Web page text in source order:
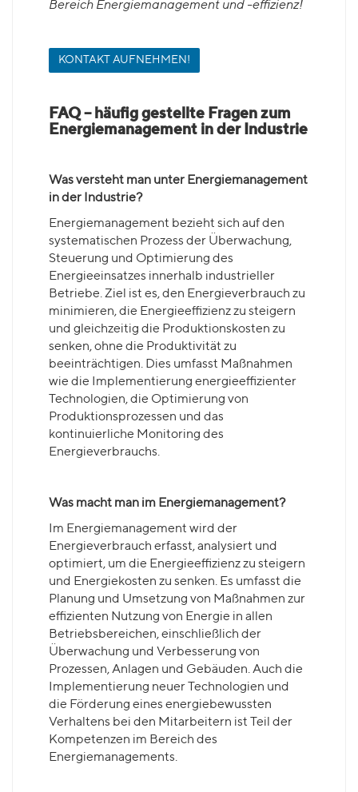
Bereich Energiemanagement und -effizienz!
KONTAKT AUFNEHMEN!
FAQ – häufig gestellte Fragen zum
Energiemanagement in der Industrie
Was versteht man unter Energiemanagement
in der Industrie?
Energiemanagement bezieht sich auf den
systematischen Prozess der Überwachung,
Steuerung und Optimierung des
Energieeinsatzes innerhalb industrieller
Betriebe. Ziel ist es, den Energieverbrauch zu
minimieren, die Energieeffizienz zu steigern
und gleichzeitig die Produktionskosten zu
senken, ohne die Produktivität zu
beeinträchtigen. Dies umfasst Maßnahmen
wie die Implementierung energieeffizienter
Technologien, die Optimierung von
Produktionsprozessen und das
kontinuierliche Monitoring des
Energieverbrauchs.
Was macht man im Energiemanagement?
Im Energiemanagement wird der
Energieverbrauch erfasst, analysiert und
optimiert, um die Energieeffizienz zu steigern
und Energiekosten zu senken. Es umfasst die
Planung und Umsetzung von Maßnahmen zur
effizienten Nutzung von Energie in allen
Betriebsbereichen, einschließlich der
Überwachung und Verbesserung von
Prozessen, Anlagen und Gebäuden. Auch die
Implementierung neuer Technologien und
die Förderung eines energiebewussten
Verhaltens bei den Mitarbeitern ist Teil der
Kompetenzen im Bereich des
Energiemanagements.